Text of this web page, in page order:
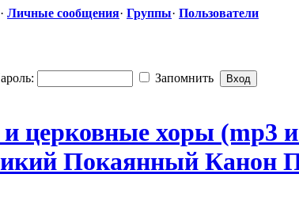
· Личные сообщения· Группы· Пользователи
Запомнить
церковные хоры (mp3
Покаянный Канон